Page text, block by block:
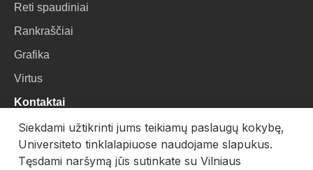
Reti spaudiniai
Rankraščiai
Grafika
Virtus
Kontaktai
VU Biblioteka
Universiteto g. 3, LT-01122, Vilnius
Siekdami užtikrinti jums teikiamų paslaugų kokybę,
Universiteto tinklalapiuose naudojame slapukus.
Tęsdami naršymą jūs sutinkate su Vilniaus